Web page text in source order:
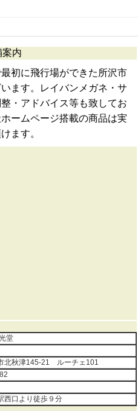
案内
初に飛行場ができた所沢市
ます。レイバンメガネ・サ
・アドバイス等も致してお
ームページ搭載の商品は実
ます。
堂
北秋津145-21 ルーチェ101
西口より徒歩９分